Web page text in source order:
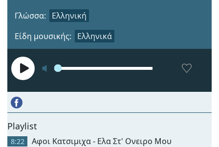
Είδη μουσικής: Ελληνικά
Γλώσσα: Ελληνική
Playlist
8:22 Αφοι Κατσιμιχα - Ελα Στ' Ονειρο Μου